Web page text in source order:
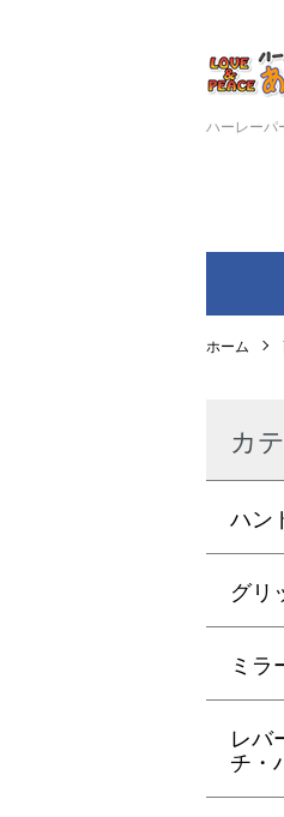
ハーレーパ
ホーム
カ
ハン
グリ
ミラ
レバ
チ・